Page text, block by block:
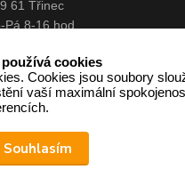
61 Třinec
Pá 8-16 hod.
do 48 hodin.
cookies
Cookies jsou soubory
vaší maximální
Souhlasím